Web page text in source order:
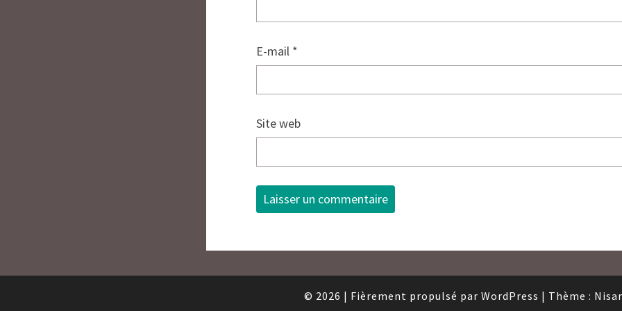
E-mail *
Site web
© 2026 | Fièrement propulsé par WordPress | Thème :